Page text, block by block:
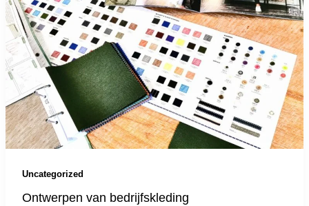
Uncategorized
Ontwerpen van bedrijfskleding